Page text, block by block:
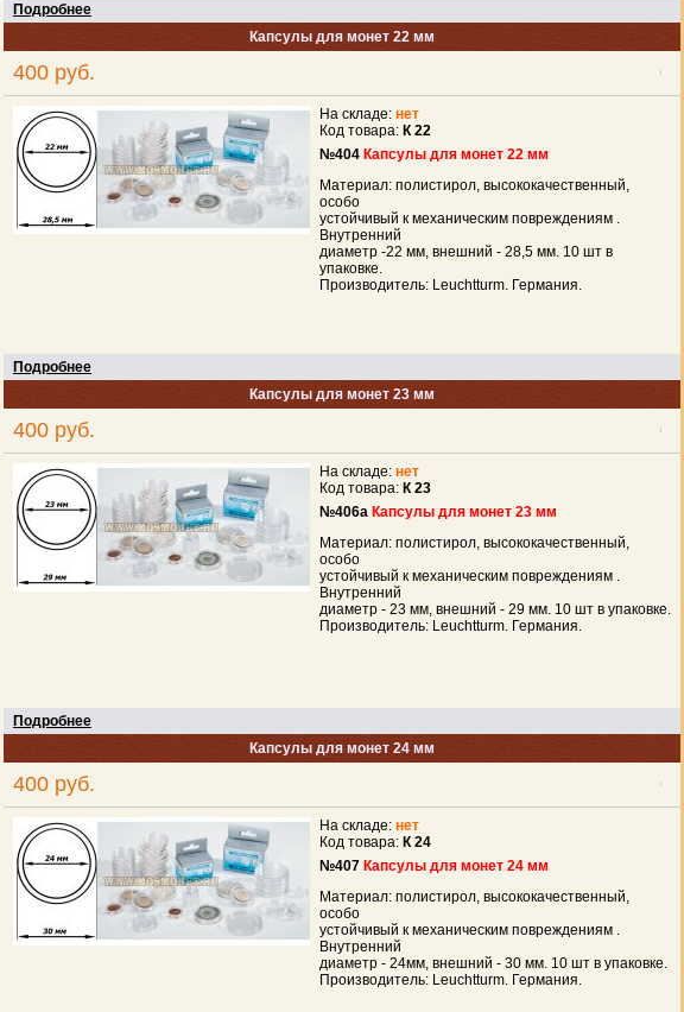
Подробнее
Капсулы для монет 22 мм
400 руб.
На складе: нет
Код товара: К 22
№404 Капсулы для монет 22 мм
Материал: полистирол, высококачественный,
особо
устойчивый к механическим повреждениям .
Внутренний
диаметр -22 мм, внешний - 28,5 мм. 10 шт в
упаковке.
Производитель: Leuchtturm. Германия.
Подробнее
Капсулы для монет 23 мм
400 руб.
На складе: нет
Код товара: К 23
№406а Капсулы для монет 23 мм
Материал: полистирол, высококачественный,
особо
устойчивый к механическим повреждениям .
Внутренний
диаметр - 23 мм, внешний - 29 мм. 10 шт в упаковке.
Производитель: Leuchtturm. Германия.
Подробнее
Капсулы для монет 24 мм
400 руб.
На складе: нет
Код товара: К 24
№407 Капсулы для монет 24 мм
Материал: полистирол, высококачественный,
особо
устойчивый к механическим повреждениям .
Внутренний
диаметр - 24мм, внешний - 30 мм. 10 шт в упаковке.
Производитель: Leuchtturm. Германия.